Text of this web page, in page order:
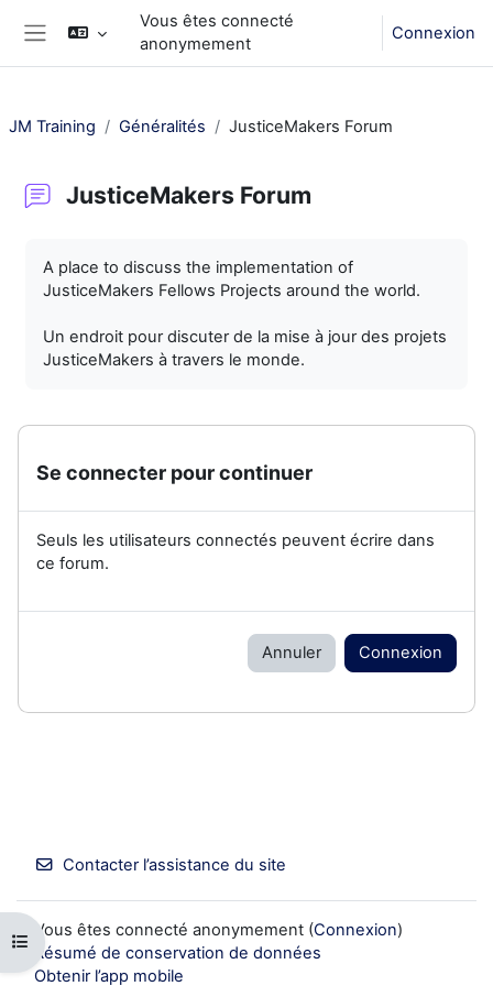
Passer au contenu principal
Panneau latéral
Vous êtes connecté
anonymement
Connexion
Ouvrir l’index du cours
JM Training Généralités JusticeMakers Forum
JusticeMakers Forum
A place to discuss the implementation of
JusticeMakers Fellows Projects around the world.
Un endroit pour discuter de la mise à jour des projets
JusticeMakers à travers le monde.
Se connecter pour continuer
Seuls les utilisateurs connectés peuvent écrire dans
ce forum.
Annuler Connexion
Contacter l’assistance du site
Vous êtes connecté anonymement (Connexion)
Résumé de conservation de données
Obtenir l’app mobile